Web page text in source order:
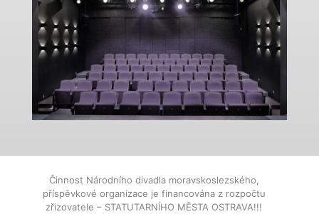
Činnost Národního divadla moravskoslezského,
příspěvkové organizace je financována z rozpočtu
zřizovatele – STATUTARNÍHO MĚSTA OSTRAVA!!!